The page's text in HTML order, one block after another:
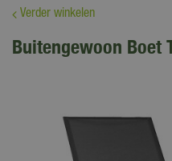
Verder winkelen
Buitengewoon Boet